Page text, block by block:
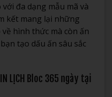
đa dạng mẫu mã và
kết mang lại những
hình thức mà còn ấn
tạo dấu ấn sâu sắc
LỊCH Bloc 365 ngày tại